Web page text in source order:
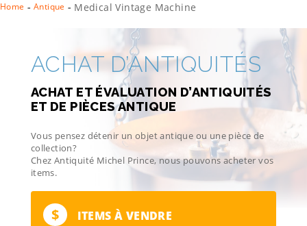
Home - Antique - Medical Vintage Machine
ACHAT D’ANTIQUITÉS
ACHAT ET ÉVALUATION D’ANTIQUITÉS
ET DE PIÈCES ANTIQUE
Vous pensez détenir un objet antique ou une pièce de
collection?
Chez Antiquité Michel Prince, nous pouvons acheter vos
items.
$ ITEMS À VENDRE